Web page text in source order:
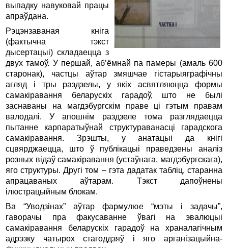
выпадку навуковай працы
апраўдана.
Рэцэнзаваная кніга
(фактычна тэкст
дысертацыі) складаецца з
двух тамоў. У першай, аб’ёмнай па памеры (амаль 600
старонак), частцы аўтар змяшчае гістарыяграфічны
агляд і тры раздзелы, у якіх асвятляюцца формы
самакіравання беларускіх гарадоў, што не былі
заснаваны на магдэбургскім праве ці гэтым правам
валодалі. У апошнім раздзеле тома разглядаецца
пытанне карпаратыўнай структураванасці гарадскога
самакіравання. Зрэшты, у анатацыі да кнігі
сцвярджаецца, што ў публікацыі праведзены аналіз
розных відаў самакіравання (устаўнага, магдэбургскага),
яго структуры. Другі том – гэта дадатак табліц, старанна
апрацаваных аўтарам. Тэкст дапоўнены
ілюстрацыйным блокам.
Ва “Уводзінах” аўтар фармулюе “мэты і задачы”,
гаворачы пра факусаванне ўвагі на эвалюцыі
самакіравання беларускіх гарадоў на храналагічным
адрэзку чатырох стагоддзяў і яго арганізацыйна-